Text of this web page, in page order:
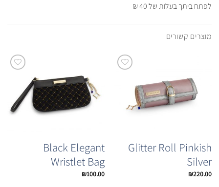
לפתח ביתך בעלות של 40 ₪
מוצרים קשורים
Glitter Roll Pinkish
Silver
₪220.00
Black Elegant
Wristlet Bag
₪100.00